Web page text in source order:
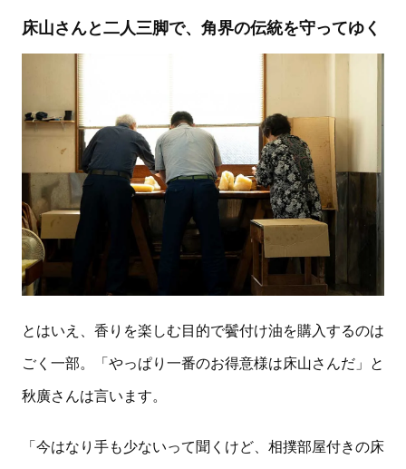
床山さんと二人三脚で、角界の伝統を守ってゆく
とはいえ、香りを楽しむ目的で鬢付け油を購入するのは
ごく一部。「やっぱり一番のお得意様は床山さんだ」と
秋廣さんは言います。
「今はなり手も少ないって聞くけど、相撲部屋付きの床